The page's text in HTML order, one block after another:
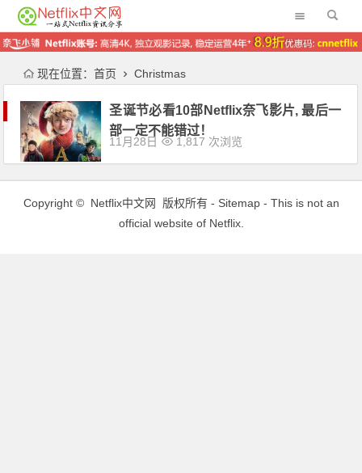
现在位置： 首页 Christmas
圣诞节必看10部Netflix奈飞影片, 最后一
部一定不能错过！
11月28日 1,817 次浏览
Copyright © Netflix中文网 版权所有 - Sitemap- This is not an
official website of Netflix.